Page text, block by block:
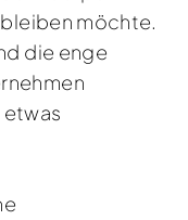
möchte.
die enge